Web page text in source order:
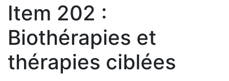
Item 202 :
Biothérapies et
thérapies ciblées